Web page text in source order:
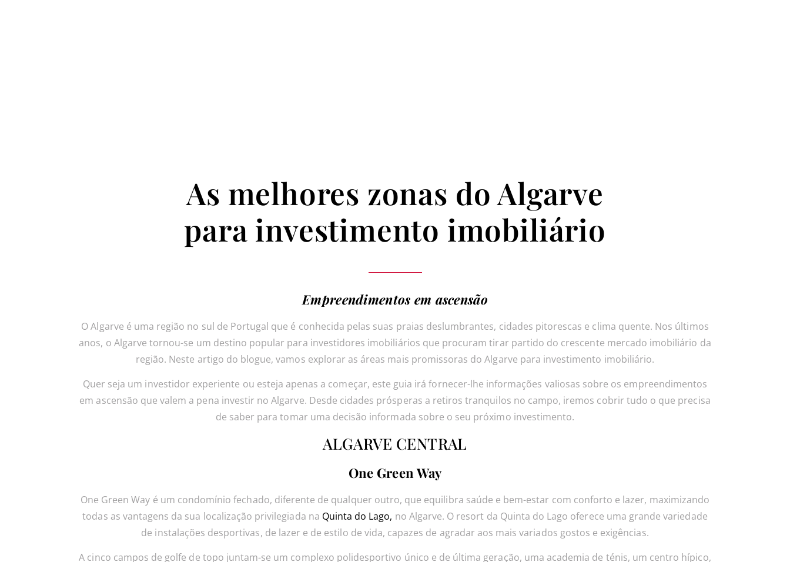
As melhores zonas do Algarve
para investimento imobiliário
Empreendimentos em ascensão
O Algarve é uma região no sul de Portugal que é conhecida pelas suas praias deslumbrantes, cidades pitorescas e clima quente. Nos últimos
anos, o Algarve tornou-se um destino popular para investidores imobiliários que procuram tirar partido do crescente mercado imobiliário da
região. Neste artigo do blogue, vamos explorar as áreas mais promissoras do Algarve para investimento imobiliário.
Quer seja um investidor experiente ou esteja apenas a começar, este guia irá fornecer-lhe informações valiosas sobre os empreendimentos
em ascensão que valem a pena investir no Algarve. Desde cidades prósperas a retiros tranquilos no campo, iremos cobrir tudo o que precisa
de saber para tomar uma decisão informada sobre o seu próximo investimento.
ALGARVE CENTRAL
One Green Way
One Green Way é um condomínio fechado, diferente de qualquer outro, que equilibra saúde e bem-estar com conforto e lazer, maximizando
todas as vantagens da sua localização privilegiada na Quinta do Lago, no Algarve. O resort da Quinta do Lago oferece uma grande variedade
de instalações desportivas, de lazer e de estilo de vida, capazes de agradar aos mais variados gostos e exigências.
A cinco campos de golfe de topo juntam-se um complexo polidesportivo único e de última geração, uma academia de ténis, um centro hípico,